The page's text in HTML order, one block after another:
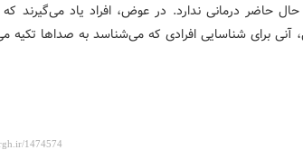
حاضر درمانی ندارد. در عوض، افراد یاد می‌گیرند که
آنی برای شناسایی افرادی که می‌شناسد به صداها تکیه